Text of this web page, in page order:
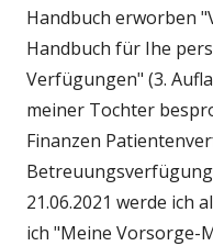
Handbuch erworben
Handbuch für Ihe
Verfügungen" (3.
meiner Tochter
Finanzen
21.06.2021 werde ich
ich "Meine Vorsorge-